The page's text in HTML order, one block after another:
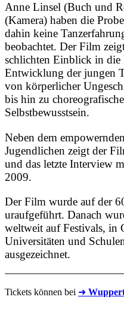
Anne Linsel (Buch und
(Kamera) haben die
dahin keine
beobachtet. Der Film
schlichten Einblick in die
Entwicklung der jungen
von körperlicher
bis hin zu
Selbstbewusstsein.
Neben dem
Jugendlichen zeigt der
und das letzte Interview
2009.
Der Film wurde auf der
uraufgeführt. Danach
weltweit auf Festivals, in
Universitäten und
ausgezeichnet.
Tickets können bei ➜